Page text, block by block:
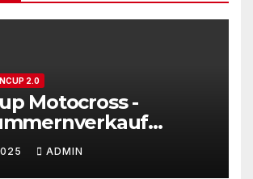
2.0
Motocross -
ADMIN